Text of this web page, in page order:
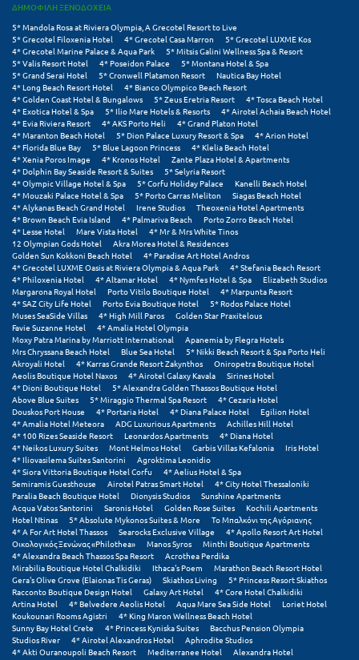
Λουτρά Υπάτης
Λουτράκι
Λούτσα
Μ
Μάνη
Μαραθώνας Αττικής
Μαρώνεια
Μεθώνη
Μεσολόγγι
Μεσσηνία
Μετέωρα
Μέτσοβο
Μήλος
Μονεμβασιά
Μουζάκι
Μπαλί Κρήτης
Μπάνσκο
Μπούκα Μεσσηνίας
Μύκονος
Μυστράς
Μυτιλήνη
ΔΗΜΟΦΙΛΗ ΞΕΝΟΔΟΧΕΙΑ
5* Mandola Rosa at Riviera Olympia, A Grecotel Resort to Live
5* Grecotel Filoxenia Hotel
4* Grecotel Casa Marron
5* Grecotel LUXME Kos
4* Grecotel Marine Palace & Aqua Park
5* Mitsis Galini Wellness Spa & Resort
5* Valis Resort Hotel
4* Poseidon Palace
5* Montana Hotel & Spa
5* Grand Serai Hotel
5* Cronwell Platamon Resort
Nautica Bay Hotel
4* Long Beach Resort Hotel
4* Bianco Olympico Beach Resort
4* Golden Coast Hotel & Bungalows
5* Zeus Eretria Resort
4* Tosca Beach Hotel
4* Exotica Hotel & Spa
5* Ilio Mare Hotels & Resorts
4* Airotel Achaia Beach Hotel
4* Evia Riviera Resort
4* AKS Porto Heli
4* Grand Platon Hotel
4* Maranton Beach Hotel
5* Dion Palace Luxury Resort & Spa
4* Arion Hotel
4* Florida Blue Bay
5* Blue Lagoon Princess
4* Klelia Beach Hotel
4* Xenia Poros Image
4* Kronos Hotel
Zante Plaza Hotel & Apartments
4* Dolphin Bay Seaside Resort & Suites
5* Selyria Resort
4* Olympic Village Hotel & Spa
5* Corfu Holiday Palace
Kanelli Beach Hotel
4* Mouzaki Palace Hotel & Spa
5* Porto Carras Meliton
Siagas Beach Hotel
4* Alykanas Beach Grand Hotel
Irene Studios
Theoxenia Hotel Apartments
4* Brown Beach Evia Island
4* Palmariva Beach
Porto Zorro Beach Hotel
4* Lesse Hotel
Mare Vista Hotel
4* Mr & Mrs White Tinos
12 Olympian Gods Hotel
Akra Morea Hotel & Residences
Golden Sun Kokkoni Beach Hotel
4* Paradise Art Hotel Andros
4* Grecotel LUXME Oasis at Riviera Olympia & Aqua Park
4* Stefania Beach Resort
4* Philoxenia Hotel
4* Altamar Hotel 4* Nymfes Hotel & Spa
Elizabeth Studios
Margarona Royal Hotel
Porto Vitilo Boutique Hotel
4* Marpunta Resort
4* SAZ City Life Hotel
Porto Evia Boutique Hotel
5* Rodos Palace Hotel
Muses SeaSide Villas
4* High Mill Paros
Golden Star Praxitelous
Favie Suzanne Hotel
4* Amalia Hotel Olympia
Moxy Patra Marina by Marriott International
Apanemia by Flegra Hotels
Mrs Chryssana Beach Hotel
Blue Sea Hotel
5* Nikki Beach Resort & Spa Porto Heli
Akroyali Hotel
4* Karras Grande Resort Zakynthos
Oniropetra Boutique Hotel
Aeolis Boutique Hotel Naxos
4* Airotel Galaxy Kavala
Sirines Hotel
4* Dioni Boutique Hotel
5* Alexandra Golden Thassos Boutique Hotel
Above Blue Suites
5* Miraggio Thermal Spa Resort
4* Cezaria Hotel
Douskos Port House
4* Portaria Hotel 4* Diana Palace Hotel
Egilion Hotel
4* Amalia Hotel Meteora
ADG Luxurious Apartments
Achilles Hill Hotel
4* 100 Rizes Seaside Resort
Leonardos Apartments
4* Diana Hotel
4* Neikos Luxury Suites
Mont Helmos Hotel Garbis Villas Kefalonia
Iris Hotel
4* Iliovasilema Suites Santorini
Agroktima Leonidio
4* Siora Vittoria Boutique Hotel Corfu
4* Aelius Hotel & Spa
Semiramis Guesthouse
Airotel Patras Smart Hotel
4* City Hotel Thessaloniki
Paralia Beach Boutique Hotel
Dionysis Studios
Sunshine Apartments
Acqua Vatos Santorini
Saronis Hotel Golden Rose Suites
Kochili Apartments
Hotel Ntinas
5* Absolute Mykonos Suites & More
Το Μπαλκόνι της Αγόριανης
4* A For Art Hotel Thassos
Searocks Exclusive Village
4* Apollo Resort Art Hotel
Οικολογικός Ξενώνας «Philothea»
Manos Syros
Minthi Boutique Apartments
4* Alexandra Beach Thassos Spa Resort
Acrothea Perdika
Mirabilia Boutique Hotel Chalkidiki
Ithaca's Poem
Marathon Beach Resort Hotel
Gera's Olive Grove (Elaionas Tis Geras)
Skiathos Living
5* Princess Resort Skiathos
Racconto Boutique Design Hotel
Galaxy Art Hotel
4* Core Hotel Chalkidiki
Artina Hotel
4* Belvedere Aeolis Hotel Aqua Mare Sea Side Hotel
Loriet Hotel
Koukounari Rooms Agistri
4* King Maron Wellness Beach Hotel
Sunny Bay Hotel Crete
4* Princess Kyniska Suites
Bacchus Pension Olympia
Studios River
4* Airotel Alexandros Hotel
Aphrodite Studios
4* Akti Ouranoupoli Beach Resort
Mediterranee Hotel
Alexandra Hotel